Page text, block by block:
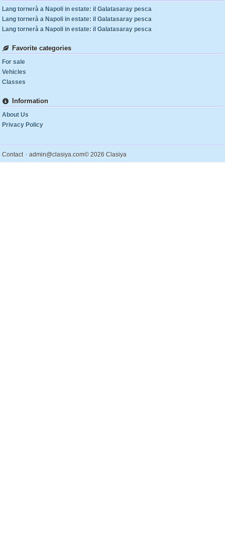
Lang tornerà a Napoli in estate: il Galatasaray pesca
Lang tornerà a Napoli in estate: il Galatasaray pesca
Lang tornerà a Napoli in estate: il Galatasaray pesca
Favorite categories
For sale
Vehicles
Classes
Information
About Us
Privacy Policy
Contact . admin@clasiya.com© 2026 Clasiya